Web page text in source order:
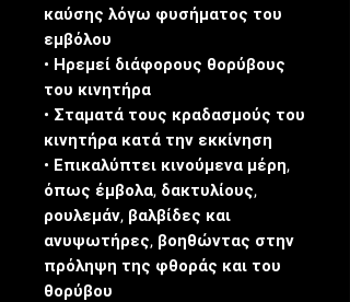
καύσης λόγω φυσήματος του
εμβόλου
• Ηρεμεί διάφορους θορύβους
του κινητήρα
• Σταματά τους κραδασμούς του
κινητήρα κατά την εκκίνηση
• Επικαλύπτει κινούμενα μέρη,
όπως έμβολα, δακτυλίους,
ρουλεμάν, βαλβίδες και
ανυψωτήρες, βοηθώντας στην
πρόληψη της φθοράς και του
θορύβου